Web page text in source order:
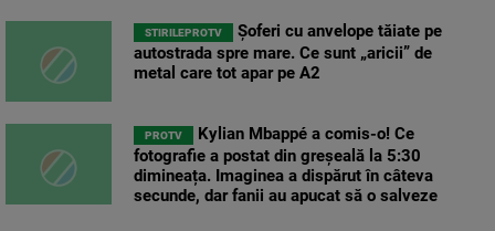
STIRILEPROTV
Șoferi cu anvelope tăiate pe
autostrada spre mare. Ce sunt „aricii” de
metal care tot apar pe A2
PROTV
Kylian Mbappé a comis-o! Ce
fotografie a postat din greșeală la 5:30
dimineața. Imaginea a dispărut în câteva
secunde, dar fanii au apucat să o salveze